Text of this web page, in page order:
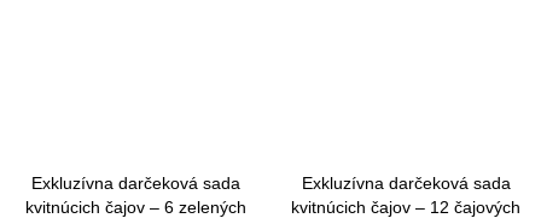
Exkluzívna darčeková sada
kvitnúcich čajov – 6 zelených
Exkluzívna darčeková sada
kvitnúcich čajov – 12 čajových